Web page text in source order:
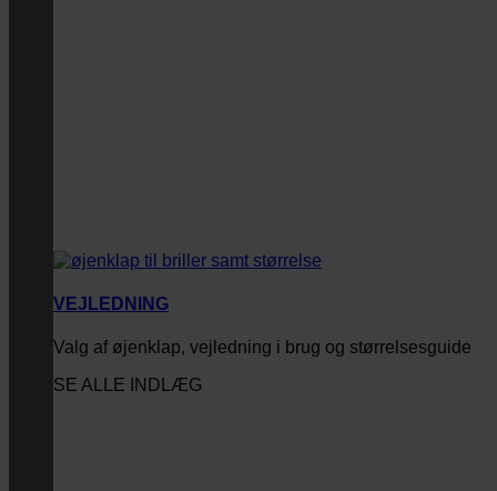
VEJLEDNING
Valg af øjenklap, vejledning i brug og størrelsesguide
SE ALLE INDLÆG